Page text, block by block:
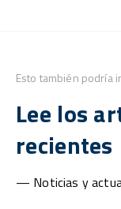
Esto también podría
Lee los
recientes
— Noticias y